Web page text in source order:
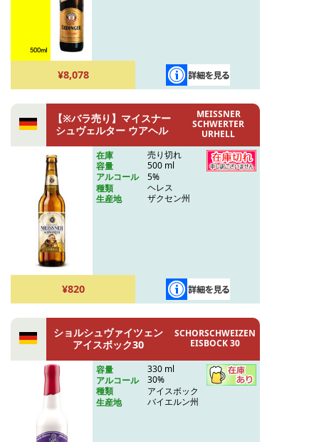
¥8,078
【※バラ売り】マイスナー
シュヴェルター ウアヘル
MEISSNER
SCHWERTER
URHELL
在庫
売り切れ
容量
500 ml
アルコール
5%
種類
ヘレス
生産地
ザクセン州
¥820
ショルシュヴァイツェン
アイスボック30
SCHORSCHWEIZEN
EISBOCK 30
容量
330 ml
アルコール
30%
種類
アイスボック
生産地
バイエルン州